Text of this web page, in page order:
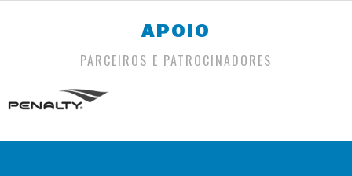
APOIO
PARCEIROS E PATROCINADORES